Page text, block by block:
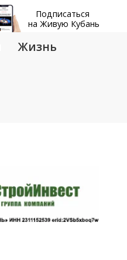
Подписаться
на Живую Кубань
Жизнь